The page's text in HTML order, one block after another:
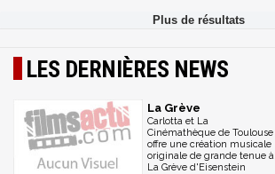
LES DERNIÈRES NEWS
La Grève
Carlotta et La
Cinémathèque de Toulouse
offre une création musicale
originale de grande tenue à
La Grève d'Eisenstein